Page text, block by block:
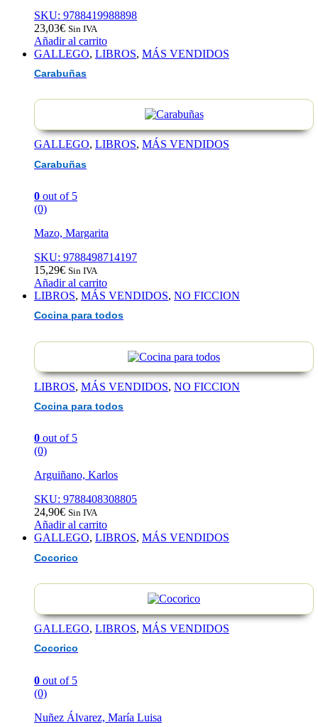
SKU: 9788419988898
23,03€ Sin IVA
Añadir al carrito
GALLEGO, LIBROS, MÁS VENDIDOS
Carabuñas
GALLEGO, LIBROS, MÁS VENDIDOS
Carabuñas
0 out of 5
(0)
Mazo, Margarita
SKU: 9788498714197
15,29€ Sin IVA
Añadir al carrito
LIBROS, MÁS VENDIDOS, NO FICCION
Cocina para todos
LIBROS, MÁS VENDIDOS, NO FICCION
Cocina para todos
0 out of 5
(0)
Arguiñano, Karlos
SKU: 9788408308805
24,90€ Sin IVA
Añadir al carrito
GALLEGO, LIBROS, MÁS VENDIDOS
Cocorico
GALLEGO, LIBROS, MÁS VENDIDOS
Cocorico
0 out of 5
(0)
Nuñez Álvarez, María Luisa